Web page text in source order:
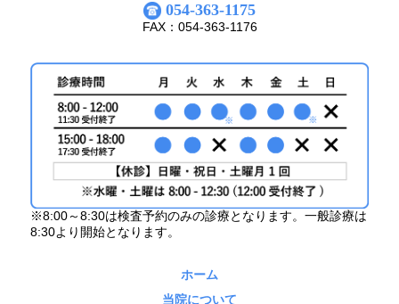
054-363-1175
FAX：054-363-1176
※8:00～8:30は検査予約のみの診療となります。一般診療は
8:30より開始となります。
ホーム
当院について